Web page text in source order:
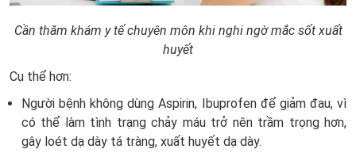
Cần thăm khám y tế chuyên môn khi nghi ngờ mắc sốt xuất
huyết
Cụ thể hơn:
Người bệnh không dùng Aspirin, Ibuprofen để giảm đau, vì
có thể làm tình trạng chảy máu trở nên trầm trọng hơn,
gây loét dạ dày tá tràng, xuất huyết dạ dày.